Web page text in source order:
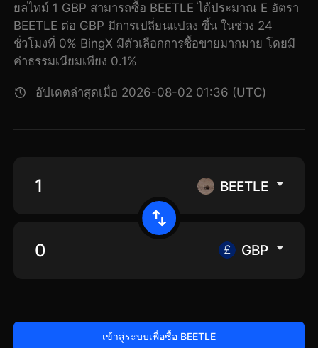
ยลไทม์ 1 GBP สามารถซื้อ BEETLE ได้ประมาณ E อัตรา
BEETLE ต่อ GBP มีการเปลี่ยนแปลง ขึ้น ในช่วง 24
ชั่วโมงที่ 0% BingX มีตัวเลือกการซื้อขายมากมาย โดยมี
ค่าธรรมเนียมเพียง 0.1%
อัปเดตล่าสุดเมื่อ 2026-08-02 01:36 (UTC)
BEETLE
GBP
เข้าสู่ระบบเพื่อซื้อ BEETLE